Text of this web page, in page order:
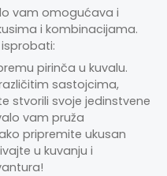
vam omogućava i
i kombinacijama.
pirinča u kuvalu.
sastojcima,
stvorili svoje jedinstvene
vam pruža
pripremite ukusan
u kuvanju i